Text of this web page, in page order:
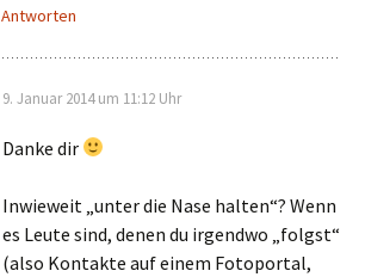
Antworten
9. Januar 2014 um 11:12 Uhr
Danke dir
Inwieweit „unter die Nase halten“? Wenn
es Leute sind, denen du irgendwo „folgst“
(also Kontakte auf einem Fotoportal,